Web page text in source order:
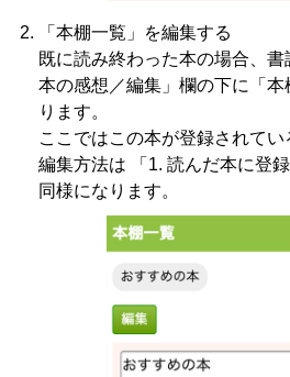
「本棚一覧」を編集する
既に読み終わった本の場合、
本の感想／編集」欄の下に「
ります。
ここではこの本が登録されてい
編集方法は 「1. 読んだ本に登
同様になります。